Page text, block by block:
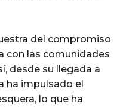
del compromiso
con las comunidades
desde su llegada a
ha impulsado el
lo que ha